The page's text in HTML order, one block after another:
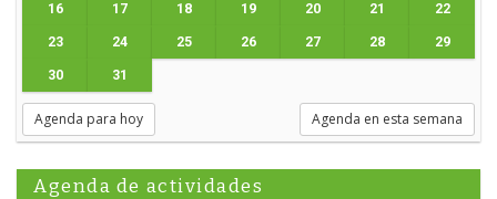
16 17 18 19 20 21 22
23 24 25 26 27 28 29
30 31
Agenda para hoy Agenda en esta semana
Agenda de actividades